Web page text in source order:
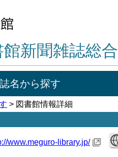
新聞雑誌総
名から探す
> 図書館情報詳細
www.meguro-library.jp/